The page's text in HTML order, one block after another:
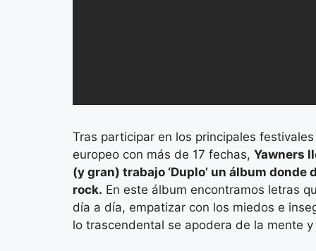
Tras participar en los principales
europeo con más de 17 fechas, Yawners
(y gran) trabajo ‘Duplo’ un álbum
rock. En este álbum encontramos letras
día a día, empatizar con los miedos e
lo trascendental se apodera de la mente